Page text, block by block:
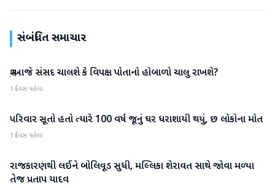
સંબંધિત સમાચાર
રાષ્ટ્રીય
શું આજે સંસદ ચાલશે કે વિપક્ષ પોતાનો હોબાળો ચાલુ રાખશે?
1 દિવસ પહેલા
રાષ્ટ્રીય
પરિવાર સૂતો હતો ત્યારે 100 વર્ષ જૂનું ઘર ધરાશાયી થયું, છ લોકોના મોત
1 દિવસ પહેલા
રાષ્ટ્રીય
રાજકારણથી લઈને બોલિવૂડ સુધી, મલ્લિકા શેરાવત સાથે જોવા મળ્યા
તેજ પ્રતાપ યાદવ